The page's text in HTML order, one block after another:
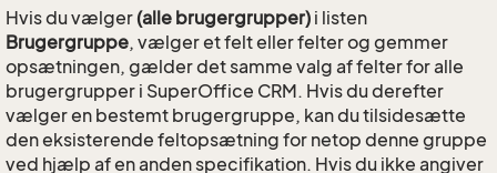
Hvis du vælger(alle brugergrupper) i listen
Brugergruppe, vælger et felt eller felter og gemmer
opsætningen, gælder det samme valg af felter for alle
brugergrupper i SuperOffice CRM. Hvis du derefter
vælger en bestemt brugergruppe, kan du tilsidesætte
den eksisterende feltopsætning for netop denne gruppe
ved hjælp af en anden specifikation. Hvis du ikke angiver